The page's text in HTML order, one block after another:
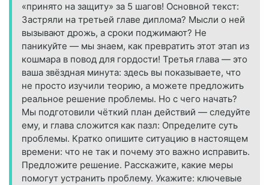
«принято на защиту» за 5 шагов! Основной текст:
Застряли на третьей главе диплома? Мысли о ней
вызывают дрожь, а сроки поджимают? Не
паникуйте — мы знаем, как превратить этот этап из
кошмара в повод для гордости! Третья глава — это
ваша звёздная минута: здесь вы показываете, что
не просто изучили теорию, а можете предложить
реальное решение проблемы. Но с чего начать?
Мы подготовили чёткий план действий — следуйте
ему, и глава сложится как пазл: Определите суть
проблемы. Кратко опишите ситуацию в настоящем
времени: что не так и почему это важно исправить.
Предложите решение. Расскажите, какие меры
помогут устранить проблему. Укажите: ключевые